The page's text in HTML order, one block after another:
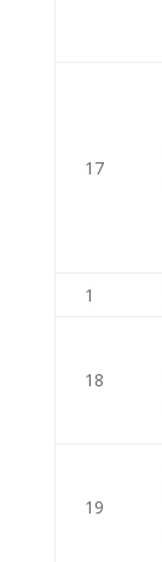
17
1
18
19